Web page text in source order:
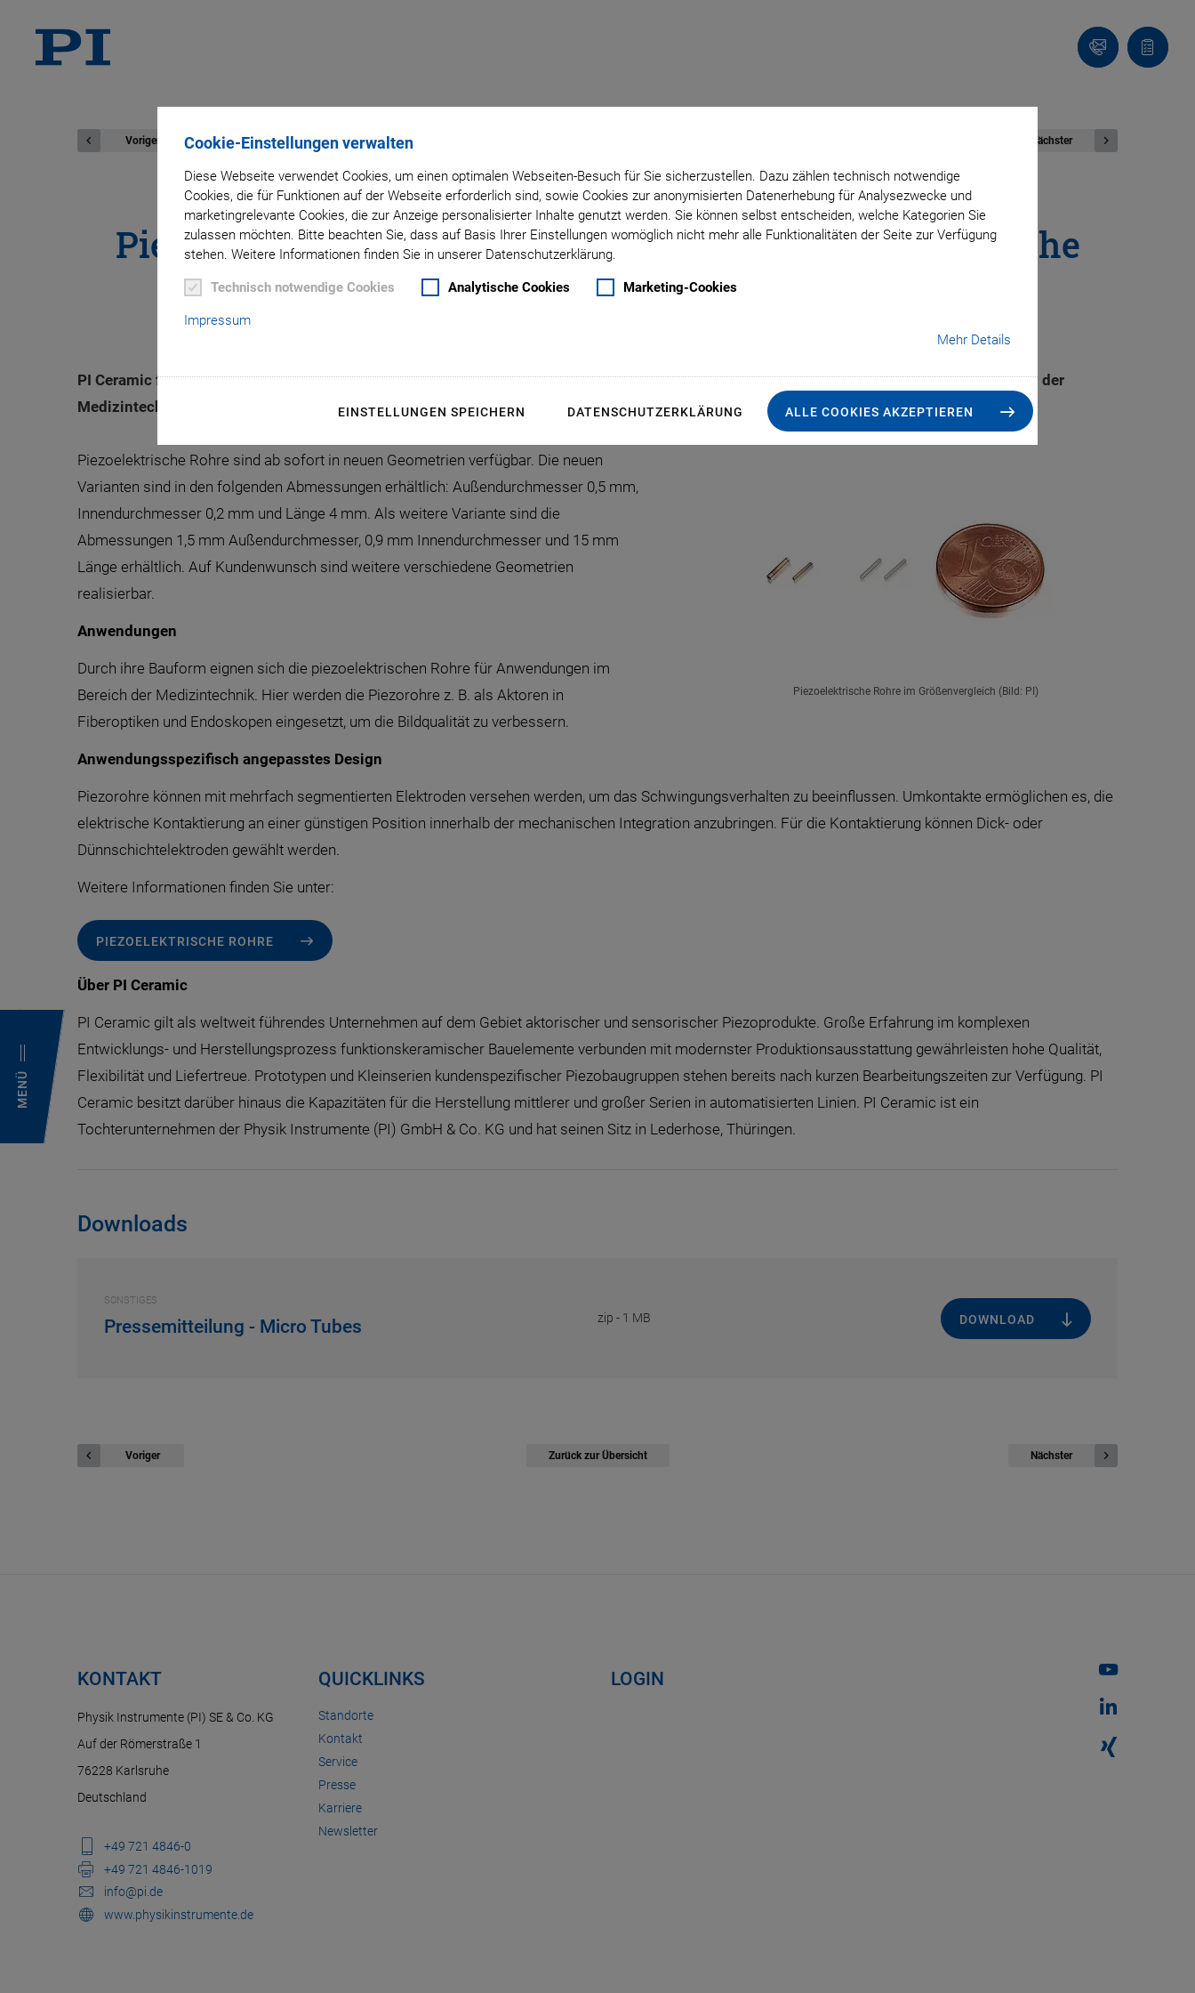
Cookie-Einstellungen verwalten
Diese Webseite verwendet Cookies, um einen optimalen Webseiten-Besuch für Sie sicherzustellen. Dazu zählen technisch notwendige
Cookies, die für Funktionen auf der Webseite erforderlich sind, sowie Cookies zur anonymisierten Datenerhebung für Analysezwecke und
marketingrelevante Cookies, die zur Anzeige personalisierter Inhalte genutzt werden. Sie können selbst entscheiden, welche Kategorien Sie
zulassen möchten. Bitte beachten Sie, dass auf Basis Ihrer Einstellungen womöglich nicht mehr alle Funktionalitäten der Seite zur Verfügung
stehen. Weitere Informationen finden Sie in unserer Datenschutzerklärung.
Technisch notwendige Cookies Analytische Cookies Marketing-Cookies
Impressum
Mehr Details
EINSTELLUNGEN SPEICHERN DATENSCHUTZERKLÄRUNG ALLE COOKIES AKZEPTIEREN
MENÜ
Kontakt
Voriger Nächster
18. August 2017 - Produkte - PI Ceramic GmbH
Piezoelektrische Rohre im Miniaturformat für aktorische
Anwendungen
PI Ceramic fertigt piezoelektrische Rohre im Miniaturformat. Die Rohre eignen sich für feinste aktorische Anwendungen und werden z. B. in der
Medizintechnik eingesetzt.
Piezoelektrische Rohre im Größenvergleich (Bild: PI)
Piezoelektrische Rohre sind ab sofort in neuen Geometrien verfügbar. Die neuen
Varianten sind in den folgenden Abmessungen erhältlich: Außendurchmesser 0,5 mm,
Innendurchmesser 0,2 mm und Länge 4 mm. Als weitere Variante sind die
Abmessungen 1,5 mm Außendurchmesser, 0,9 mm Innendurchmesser und 15 mm
Länge erhältlich. Auf Kundenwunsch sind weitere verschiedene Geometrien
realisierbar.
Anwendungen
Durch ihre Bauform eignen sich die piezoelektrischen Rohre für Anwendungen im
Bereich der Medizintechnik. Hier werden die Piezorohre z. B. als Aktoren in
Fiberoptiken und Endoskopen eingesetzt, um die Bildqualität zu verbessern.
Anwendungsspezifisch angepasstes Design
Piezorohre können mit mehrfach segmentierten Elektroden versehen werden, um das Schwingungsverhalten zu beeinflussen. Umkontakte ermöglichen es, die
elektrische Kontaktierung an einer günstigen Position innerhalb der mechanischen Integration anzubringen. Für die Kontaktierung können Dick- oder
Dünnschichtelektroden gewählt werden.
Weitere Informationen finden Sie unter:
PIEZOELEKTRISCHE ROHRE
Über PI Ceramic
PI Ceramic gilt als weltweit führendes Unternehmen auf dem Gebiet aktorischer und sensorischer Piezoprodukte. Große Erfahrung im komplexen
Entwicklungs- und Herstellungsprozess funktionskeramischer Bauelemente verbunden mit modernster Produktionsausstattung gewährleisten hohe Qualität,
Flexibilität und Liefertreue. Prototypen und Kleinserien kundenspezifischer Piezobaugruppen stehen bereits nach kurzen Bearbeitungszeiten zur Verfügung. PI
Ceramic besitzt darüber hinaus die Kapazitäten für die Herstellung mittlerer und großer Serien in automatisierten Linien. PI Ceramic ist ein
Tochterunternehmen der Physik Instrumente (PI) GmbH & Co. KG und hat seinen Sitz in Lederhose, Thüringen.
Downloads
SONSTIGES
Pressemitteilung - Micro Tubes zip - 1 MB DOWNLOAD
Voriger Zurück zur Übersicht Nächster
KONTAKT
Physik Instrumente (PI) SE & Co. KG
Auf der Römerstraße 1
76228 Karlsruhe
Deutschland
+49 721 4846-0
+49 721 4846-1019
info@pi.de
www.physikinstrumente.de
QUICKLINKS
Standorte
Kontakt
Service
Presse
Karriere
Newsletter
LOGIN